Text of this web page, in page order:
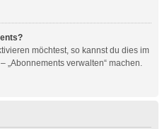
möchtest, so kannst du dies im
„Abonnements verwalten“ machen.